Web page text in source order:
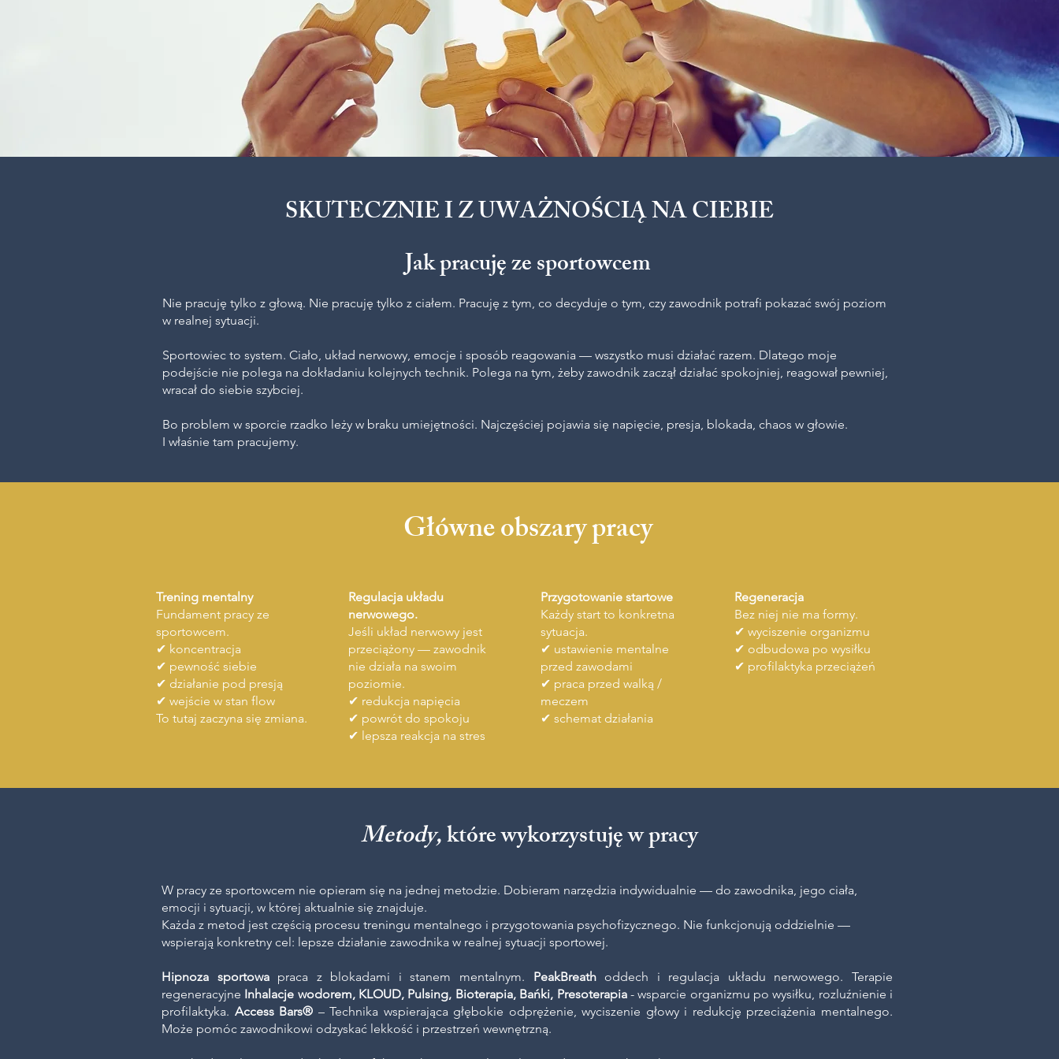
SKUTECZNIE I Z UWAŻNOŚCIĄ NA CIEBIE
Jak pracuję ze sportowcem
Nie pracuję tylko z głową. Nie pracuję tylko z ciałem. Pracuję z tym, co decyduje o tym, czy zawodnik potrafi pokazać swój poziom
w realnej sytuacji.
Sportowiec to system. Ciało, układ nerwowy, emocje i sposób reagowania — wszystko musi działać razem. Dlatego moje
podejście nie polega na dokładaniu kolejnych technik. Polega na tym, żeby zawodnik zaczął działać spokojniej, reagował pewniej,
wracał do siebie szybciej.
Bo problem w sporcie rzadko leży w braku umiejętności. Najczęściej pojawia się napięcie, presja, blokada, chaos w głowie.
I właśnie tam pracujemy.
Główne obszary pracy
Trening mentalny
Fundament pracy ze
sportowcem.
✔ koncentracja
✔ pewność siebie
✔ działanie pod presją
✔ wejście w stan flow
To tutaj zaczyna się zmiana.
Regulacja układu
nerwowego.
Jeśli układ nerwowy jest
przeciążony — zawodnik
nie działa na swoim
poziomie.
✔ redukcja napięcia
✔ powrót do spokoju
✔ lepsza reakcja na stres
Przygotowanie startowe
Każdy start to konkretna
sytuacja.
✔ ustawienie mentalne
przed zawodami
✔ praca przed walką /
meczem
✔ schemat działania
Regeneracja
Bez niej nie ma formy.
✔ wyciszenie organizmu
✔ odbudowa po wysiłku
✔ profilaktyka przeciążeń
Metody,które wykorzystuję w pracy
W pracy ze sportowcem nie opieram się na jednej metodzie. Dobieram narzędzia indywidualnie — do zawodnika, jego ciała,
emocji i sytuacji, w której aktualnie się znajduje.
Każda z metod jest częścią procesu treningu mentalnego i przygotowania psychofizycznego. Nie funkcjonują oddzielnie —
wspierają konkretny cel: lepsze działanie zawodnika w realnej sytuacji sportowej.
Hipnoza sportowapraca z blokadami i stanem mentalnym. PeakBreathoddech i regulacja układu nerwowego.Terapie
regeneracyjne Inhalacje wodorem, KLOUD, Pulsing, Bioterapia, Bańki, Presoterapia- wsparcie organizmu po wysiłku, rozluźnienie i
profilaktyka. Access Bars® – Technika wspierająca głębokie odprężenie, wyciszenie głowy i redukcję przeciążenia mentalnego.
Może pomóc zawodnikowi odzyskać lekkość i przestrzeń wewnętrzną.